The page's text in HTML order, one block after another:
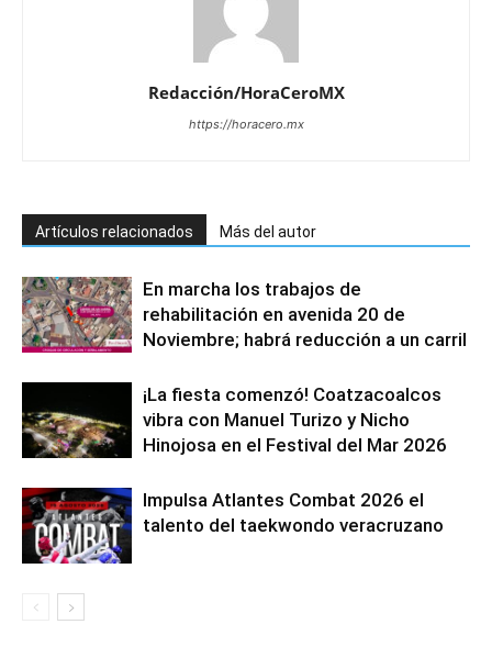
Redacción/HoraCeroMX
https://horacero.mx
Artículos relacionados Más del autor
En marcha los trabajos de
rehabilitación en avenida 20 de
Noviembre; habrá reducción a un carril
¡La fiesta comenzó! Coatzacoalcos
vibra con Manuel Turizo y Nicho
Hinojosa en el Festival del Mar 2026
Impulsa Atlantes Combat 2026 el
talento del taekwondo veracruzano